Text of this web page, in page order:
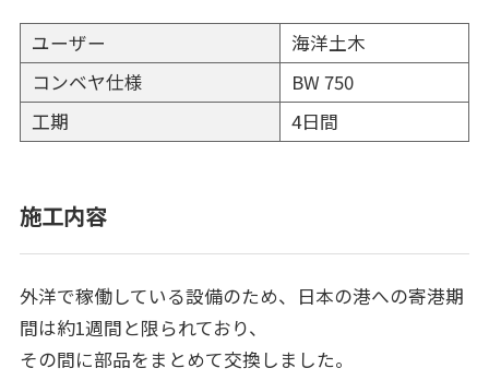
ユーザー
海洋土木
コンベヤ仕様
BW 750
工期
4日間
施工内容
外洋で稼働している設備のため、日本の港への寄港期
間は約1週間と限られており、
その間に部品をまとめて交換しました。